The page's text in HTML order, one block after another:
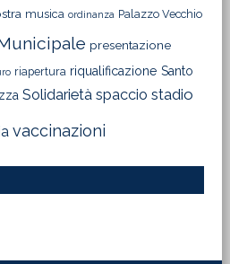
musica ordinanza Palazzo Vecchio
presentazione
riapertura riqualificazione Santo
Solidarietà spaccio stadio
vaccinazioni